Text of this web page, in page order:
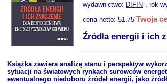
wydawnictwo: DIFIN , rok
cena netto: 51.75 Twoja
Źródła energii i ich
Książka zawiera analizę stanu i perspektyw
sytuacji na światowych rynkach surowców
ewentualnego niedoboru źródeł energii, jako